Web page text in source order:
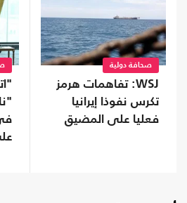
صحافة دولية
WSJ: تفاهمات هرمز
تكرس نفوذا إيرانيا
فعليا على المضيق